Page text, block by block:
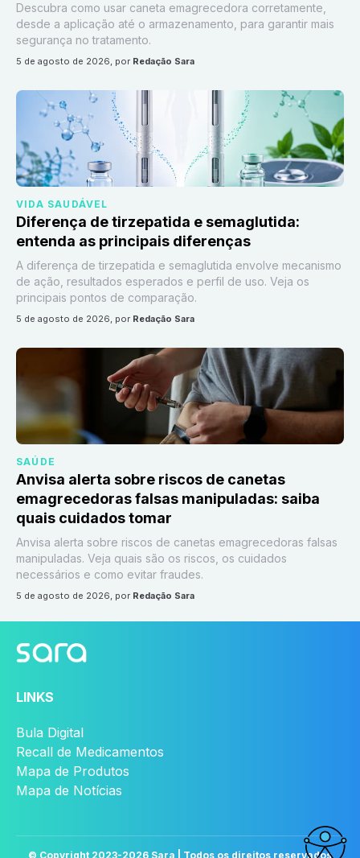
Descubra como usar caneta emagrecedora corretamente,
desde a aplicação até o armazenamento, para garantir mais
segurança no tratamento.
5 de agosto de 2026, por Redação Sara
VIDA SAUDÁVEL
Diferença de tirzepatida e semaglutida:
entenda as principais diferenças
A diferença de tirzepatida e semaglutida envolve mecanismo
de ação, resultados esperados e perfil de uso. Veja os
principais pontos de comparação.
5 de agosto de 2026, por Redação Sara
SAÚDE
Anvisa alerta sobre riscos de canetas
emagrecedoras falsas manipuladas: saiba
quais cuidados tomar
Anvisa alerta sobre riscos de canetas emagrecedoras falsas
manipuladas. Veja quais são os riscos, os cuidados
necessários e como evitar fraudes.
5 de agosto de 2026, por Redação Sara
LINKS
Bula Digital
Recall de Medicamentos
Mapa de Produtos
Mapa de Notícias
© Copyright 2023-2026 Sara | Todos os direitos reservados